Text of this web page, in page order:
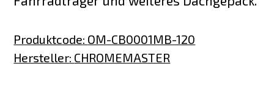
Produktcode: OM-CB0001MB-120
Hersteller: CHROMEMASTER